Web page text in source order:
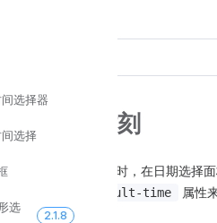
选择器
选择
选
2.1.8
始与结束时刻
进行范围选择时，在日期选择
default-time 属性
的时间值。